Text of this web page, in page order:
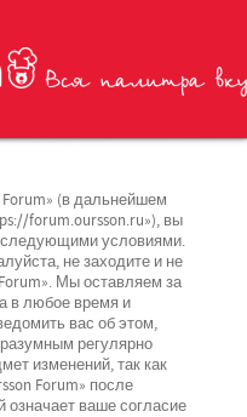
(в дальнейшем
forum.oursson.ru»), вы
следующими условиями.
не заходите и не
Мы оставляем за
в любое время и
вас об этом,
регулярно
изменений, так как
Forum» после
ваше согласие